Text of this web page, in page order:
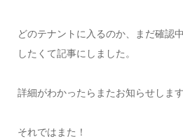
どのテナントに入るのか、まだ確認
したくて記事にしました。
詳細がわかったらまたお知らせします
それではまた！